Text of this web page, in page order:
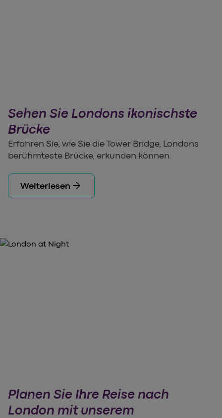
Sehen Sie Londons ikonischste
Brücke
Erfahren Sie, wie Sie die Tower Bridge, Londons
berühmteste Brücke, erkunden können.
Weiterlesen arrow_forward
Planen Sie Ihre Reise nach
London mit unserem